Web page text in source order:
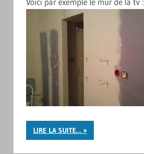
LIRE LA SUITE…